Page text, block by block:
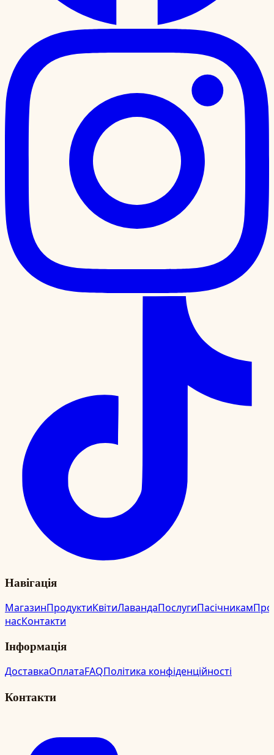
Навігація
МагазинПродуктиКвітиЛавандаПослугиПасічникамПро
насКонтакти
Інформація
ДоставкаОплатаFAQПолітика конфіденційності
Контакти